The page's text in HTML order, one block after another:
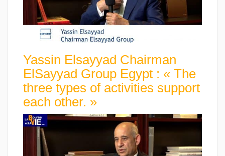
Yassin Elsayyad Chairman
ElSayyad Group Egypt : « The
three types of activities support
each other. »